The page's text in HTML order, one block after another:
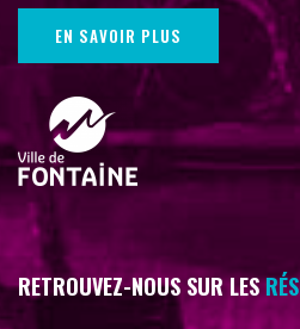
EN SAVOIR PLUS
RETROUVEZ-NOUS SUR LES